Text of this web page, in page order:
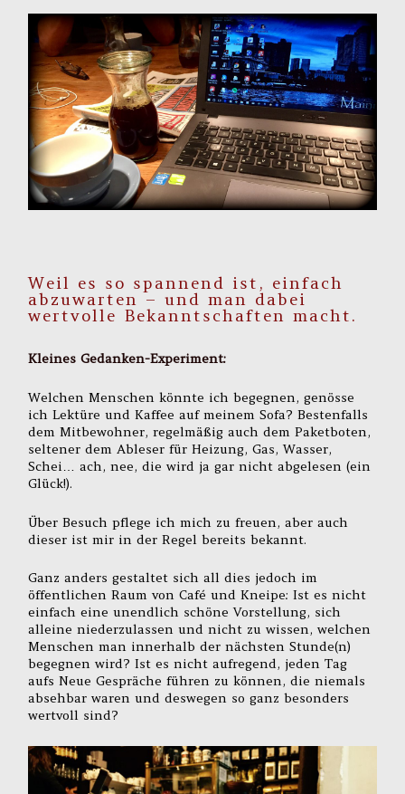
Weil es so spannend ist, einfach
abzuwarten – und man dabei
wertvolle Bekanntschaften macht.
Kleines Gedanken-Experiment:
Welchen Menschen könnte ich begegnen, genösse
ich Lektüre und Kaffee auf meinem Sofa? Bestenfalls
dem Mitbewohner, regelmäßig auch dem Paketboten,
seltener dem Ableser für Heizung, Gas, Wasser,
Schei… ach, nee, die wird ja gar nicht abgelesen (ein
Glück!).
Über Besuch pflege ich mich zu freuen, aber auch
dieser ist mir in der Regel bereits bekannt.
Ganz anders gestaltet sich all dies jedoch im
öffentlichen Raum von Café und Kneipe: Ist es nicht
einfach eine unendlich schöne Vorstellung, sich
alleine niederzulassen und nicht zu wissen, welchen
Menschen man innerhalb der nächsten Stunde(n)
begegnen wird? Ist es nicht aufregend, jeden Tag
aufs Neue Gespräche führen zu können, die niemals
absehbar waren und deswegen so ganz besonders
wertvoll sind?